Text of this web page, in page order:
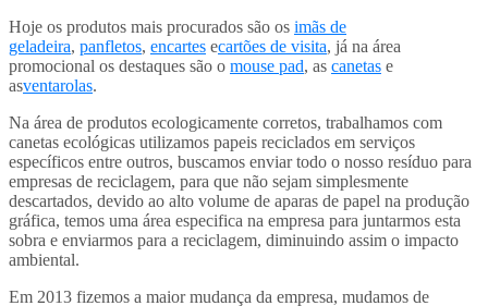
Hoje os produtos mais procurados são os imãs de
geladeira, panfletos, encartes ecartões de visita, já na área
promocional os destaques são o mouse pad, as canetas e
asventarolas.
Na área de produtos ecologicamente corretos, trabalhamos com
canetas ecológicas utilizamos papeis reciclados em serviços
específicos entre outros, buscamos enviar todo o nosso resíduo para
empresas de reciclagem, para que não sejam simplesmente
descartados, devido ao alto volume de aparas de papel na produção
gráfica, temos uma área especifica na empresa para juntarmos esta
sobra e enviarmos para a reciclagem, diminuindo assim o impacto
ambiental.
Em 2013 fizemos a maior mudança da empresa, mudamos de